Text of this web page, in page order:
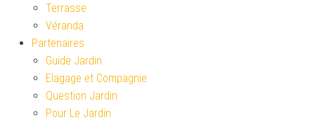
Terrasse
Véranda
Partenaires
Guide Jardin
Elagage et Compagnie
Question Jardin
Pour Le Jardin